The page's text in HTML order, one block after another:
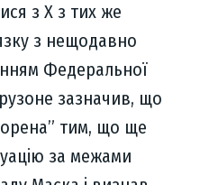
з X з тих же
з нещодавно
Федеральної
зазначив, що
тим, що ще
за межами